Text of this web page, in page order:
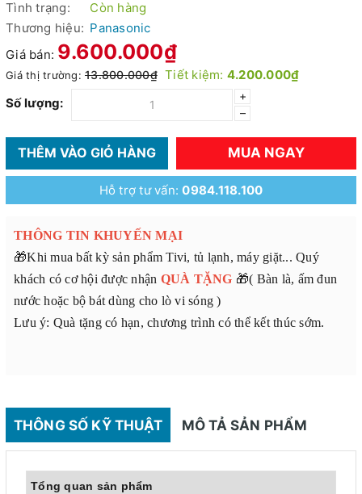
Tình trạng:
Còn hàng
Thương hiệu: Panasonic
Giá bán: 9.600.000₫
Giá thị trường: 13.800.000₫ Tiết kiệm: 4.200.000₫
Số lượng:
+
–
THÊM VÀO GIỎ HÀNG MUA NGAY
Hỗ trợ tư vấn:0984.118.100
THÔNG TIN KHUYẾN MẠI
🎁Khi mua bất kỳ sản phẩm Tivi, tủ lạnh, máy giặt... Quý
khách có cơ hội được nhận QUÀ TẶNG 🎁( Bàn là, ấm đun
nước hoặc bộ bát dùng cho lò vi sóng )
Lưu ý: Quà tặng có hạn, chương trình có thể kết thúc sớm.
THÔNG SỐ KỸ THUẬT MÔ TẢ SẢN PHẨM
Tổng quan sản phẩm